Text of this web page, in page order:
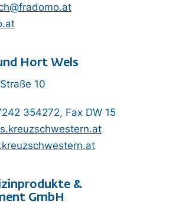
Hort Wels
10
354272, Fax DW 15
&
GmbH